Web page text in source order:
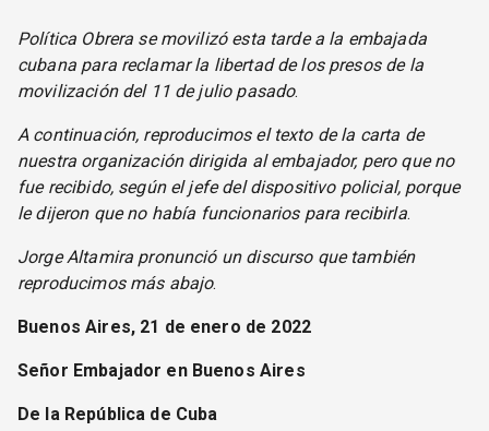
Política Obrera se movilizó esta tarde a la embajada
cubana para reclamar la libertad de los presos de la
movilización del 11 de julio pasado.
A continuación, reproducimos el texto de la carta de
nuestra organización dirigida al embajador, pero que no
fue recibido, según el jefe del dispositivo policial, porque
le dijeron que no había funcionarios para recibirla.
Jorge Altamira pronunció un discurso que también
reproducimos más abajo.
Buenos Aires, 21 de enero de 2022
Señor Embajador en Buenos Aires
De la República de Cuba